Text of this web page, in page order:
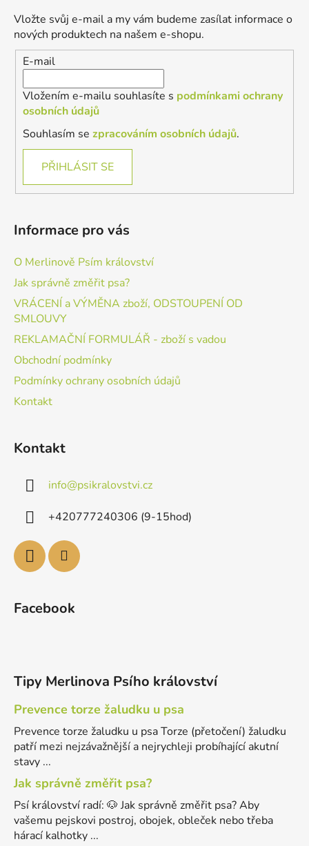
Vložte svůj e-mail a my vám budeme zasílat informace o
nových produktech na našem e-shopu.
E-mail
Vložením e-mailu souhlasíte s podmínkami ochrany
osobních údajů
Souhlasím se zpracováním osobních údajů.
PŘIHLÁSIT SE
Informace pro vás
O Merlinově Psím království
Jak správně změřit psa?
VRÁCENÍ a VÝMĚNA zboží, ODSTOUPENÍ OD
SMLOUVY
REKLAMAČNÍ FORMULÁŘ - zboží s vadou
Obchodní podmínky
Podmínky ochrany osobních údajů
Kontakt
Kontakt
info@psikralovstvi.cz
+420777240306 (9-15hod)
Facebook
Tipy Merlinova Psího království
Prevence torze žaludku u psa
Prevence torze žaludku u psa Torze (přetočení) žaludku
patří mezi nejzávažnější a nejrychleji probíhající akutní
stavy ...
Jak správně změřit psa?
Psí království radí: 🐶 Jak správně změřit psa? Aby
vašemu pejskovi postroj, obojek, obleček nebo třeba
hárací kalhotky ...